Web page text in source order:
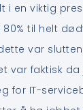
i en viktig
til helt
var
var faktisk
for IT-